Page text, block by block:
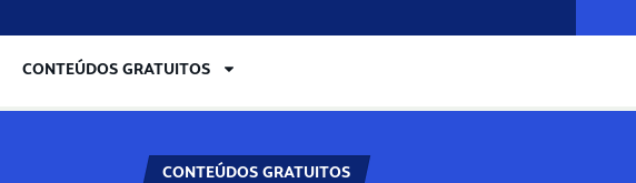
CONTEÚDOS GRATUITOS
CONTEÚDOS GRATUITOS